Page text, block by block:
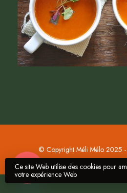
© Copyright Méli Mélo 2025 -
Ce site Web utilise des cookies pour
votre expérience Web.
Commander
O